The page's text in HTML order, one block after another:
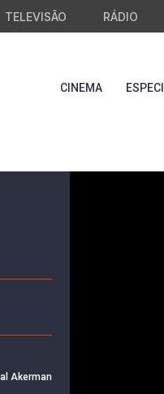
TELEVISÃO RÁDIO
CINEMA
Akerman